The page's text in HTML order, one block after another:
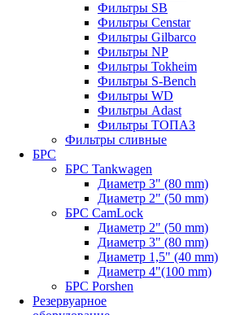
Фильтры SB
Фильтры Censtar
Фильтры Gilbarco
Фильтры NP
Фильтры Tokheim
Фильтры S-Bench
Фильтры WD
Фильтры Adast
Фильтры ТОПАЗ
Фильтры сливные
БРС
БРС Tankwagen
Диаметр 3" (80 mm)
Диаметр 2" (50 mm)
БРС CamLock
Диаметр 2" (50 mm)
Диаметр 3" (80 mm)
Диаметр 1,5" (40 mm)
Диаметр 4"(100 mm)
БРС Porshen
Резервуарное